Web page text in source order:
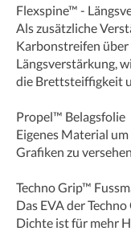
Flexspine™ -
Als zusätzliche
Karbonstreifen über
Längsverstärkung,
die Brettsteiffigkeit
Propel™ Belagsfolie
Eigenes Material
Grafiken zu versehen.
Techno Grip™
Das EVA der
Dichte ist für mehr